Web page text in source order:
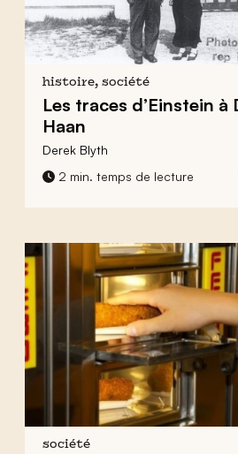
histoire, société
Les traces d’Einstein à
Haan
Derek Blyth
2 min. temps de lecture
société